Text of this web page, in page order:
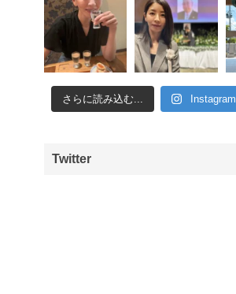
さらに読み込む...
Twitter